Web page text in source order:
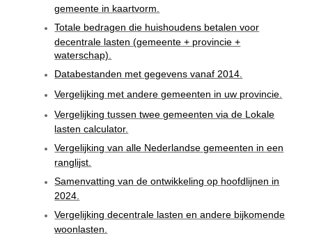
gemeente in kaartvorm.
Totale bedragen die huishoudens betalen voor
decentrale lasten (gemeente + provincie +
waterschap).
Databestanden met gegevens vanaf 2014.
Vergelijking met andere gemeenten in uw provincie.
Vergelijking tussen twee gemeenten via de Lokale
lasten calculator.
Vergelijking van alle Nederlandse gemeenten in een
ranglijst.
Samenvatting van de ontwikkeling op hoofdlijnen in
2024.
Vergelijking decentrale lasten en andere bijkomende
woonlasten.